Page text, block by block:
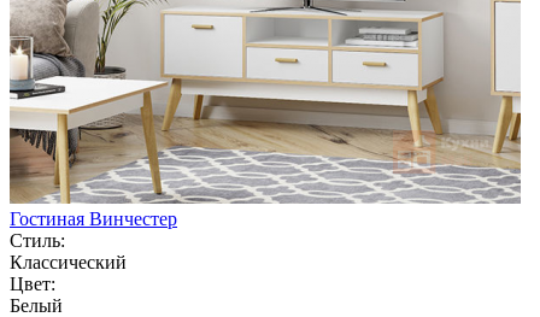
Гостиная Винчестер
Стиль:
Классический
Цвет:
Белый